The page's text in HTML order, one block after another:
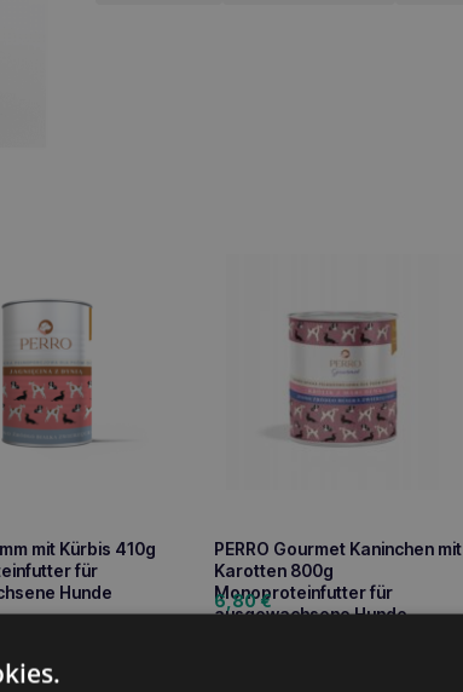
mit Kürbis 410g
für
Hunde
den Warenkorb
PERRO Gourmet Kaninchen mit
Karotten 800g
Monoproteinfutter für
ausgewachsene Hunde
6,80€